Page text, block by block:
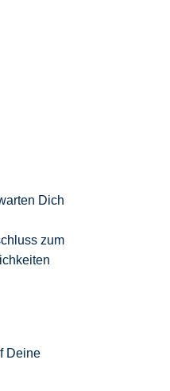
Dich
zum
Deine